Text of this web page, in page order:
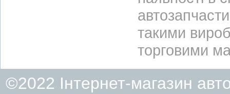
такими
торговими
©2022 Інтернет-магазин